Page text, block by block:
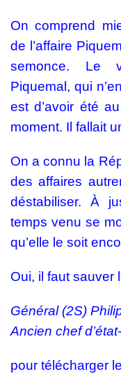
On comprend
de l’affaire
semonce. Le
Piquemal, qui
est d’avoir été
moment. Il fallait
On a connu la
des affaires
déstabiliser. À
temps venu se
qu’elle le soit
Oui, il faut sauver
Général (2S)
Ancien chef
pour télécharger